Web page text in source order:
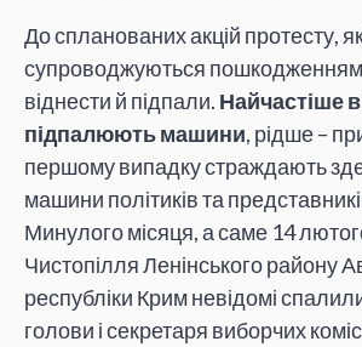
До спланованих акцій протесту,
супроводжуються
віднести й підпали. Найчастіше в
підпалюють машини, рідше –
першому випадку страждають
машини політиків та
Минулого місяця, а саме 14
Чистопілля Ленінського району
республіки Крим невідомі
голови і секретаря виборчих